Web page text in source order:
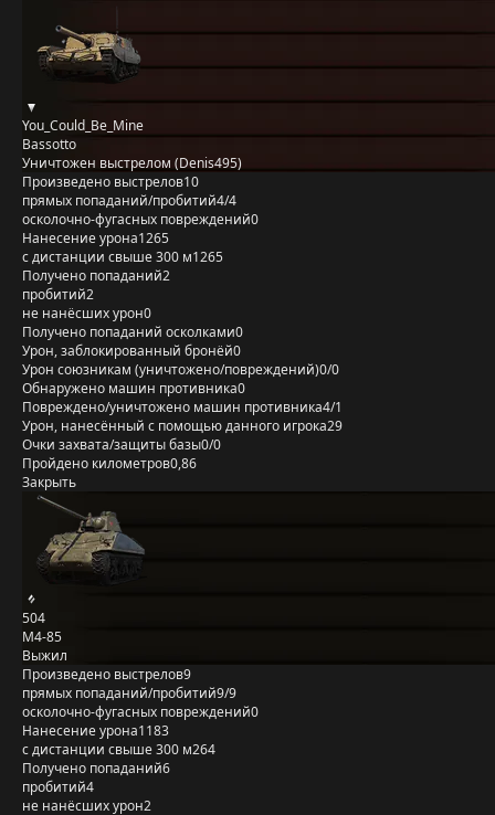
You_Could_Be_Mine
Bassotto
Уничтожен выстрелом (Denis495)
Произведено выстрелов10
прямых попаданий/пробитий4/4
осколочно-фугасных повреждений0
Нанесение урона1265
с дистанции свыше 300 м1265
Получено попаданий2
пробитий2
не нанёсших урон0
Получено попаданий осколками0
Урон, заблокированный бронёй0
Урон союзникам (уничтожено/повреждений)0/0
Обнаружено машин противника0
Повреждено/уничтожено машин противника4/1
Урон, нанесённый с помощью данного игрока29
Очки захвата/защиты базы0/0
Пройдено километров0,86
Закрыть
504
М4-85
Выжил
Произведено выстрелов9
прямых попаданий/пробитий9/9
осколочно-фугасных повреждений0
Нанесение урона1183
с дистанции свыше 300 м264
Получено попаданий6
пробитий4
не нанёсших урон2